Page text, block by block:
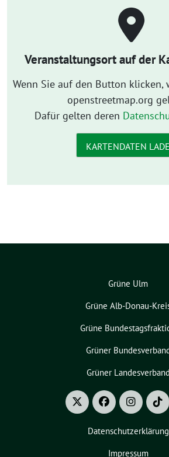
Veranstaltungsort auf der
Wenn Sie auf den Button klicken,
openstreetmap.org
Dafür gelten deren
KARTENDATEN
Grüne Ulm
Grüne Alb-Donau-
Grüne
Grüner
Grüner Landesverband
Datenschutzerklärung
Impressum